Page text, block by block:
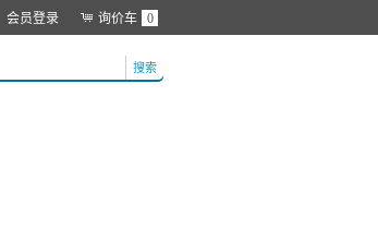
会员登录 询价车 0
搜索